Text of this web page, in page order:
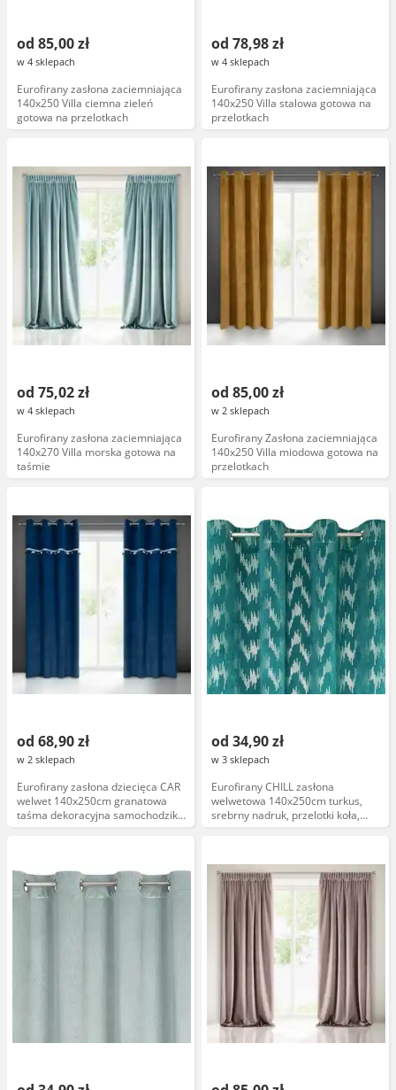
od 85,00 zł
w 4 sklepach
Eurofirany zasłona zaciemniająca
140x250 Villa ciemna zieleń
gotowa na przelotkach
od 78,98 zł
w 4 sklepach
Eurofirany zasłona zaciemniająca
140x250 Villa stalowa gotowa na
przelotkach
od 75,02 zł
w 4 sklepach
Eurofirany zasłona zaciemniająca
140x270 Villa morska gotowa na
taśmie
od 85,00 zł
w 2 sklepach
Eurofirany Zasłona zaciemniająca
140x250 Villa miodowa gotowa na
przelotkach
od 68,90 zł
w 2 sklepach
Eurofirany zasłona dziecięca CAR
welwet 140x250cm granatowa
taśma dekoracyjna samochodziki
wiszące przelotki koła
od 34,90 zł
w 3 sklepach
Eurofirany CHILL zasłona
welwetowa 140x250cm turkus,
srebrny nadruk, przelotki koła,
miękki materiał